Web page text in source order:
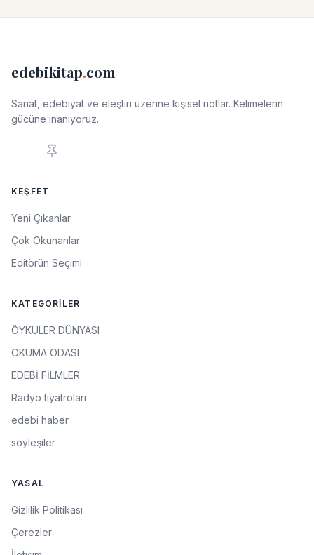
edebikitap.com
Sanat, edebiyat ve eleştiri üzerine kişisel notlar. Kelimelerin
gücüne inanıyoruz.
KEŞFET
Yeni Çıkanlar
Çok Okunanlar
Editörün Seçimi
KATEGORILER
ÖYKÜLER DÜNYASI
OKUMA ODASI
EDEBİ FİLMLER
Radyo tiyatroları
edebi haber
soyleşiler
YASAL
Gizlilik Politikası
Çerezler